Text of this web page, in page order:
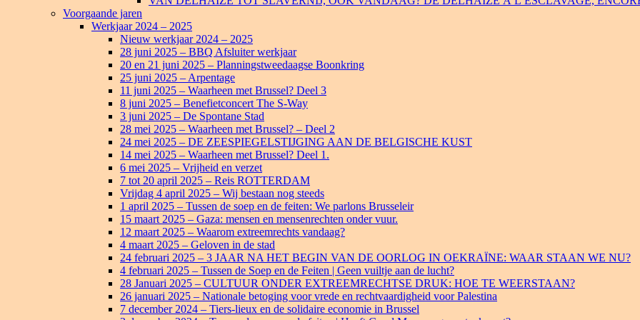
Voorgaande jaren
Werkjaar 2024 – 2025
Nieuw werkjaar 2024 – 2025
28 juni 2025 – BBQ Afsluiter werkjaar
20 en 21 juni 2025 – Planningstweedaagse Boonkring
25 juni 2025 – Arpentage
11 juni 2025 – Waarheen met Brussel? Deel 3
8 juni 2025 – Benefietconcert The S-Way
3 juni 2025 – De Spontane Stad
28 mei 2025 – Waarheen met Brussel? – Deel 2
24 mei 2025 – DE ZEESPIEGELSTIJGING AAN DE BELGISCHE KUST
14 mei 2025 – Waarheen met Brussel? Deel 1.
6 mei 2025 – Vrijheid en verzet
7 tot 20 april 2025 – Reis ROTTERDAM
Vrijdag 4 april 2025 – Wij bestaan nog steeds
1 april 2025 – Tussen de soep en de feiten: We parlons Brusseleir
15 maart 2025 – Gaza: mensen en mensenrechten onder vuur.
12 maart 2025 – Waarom extreemrechts vandaag?
4 maart 2025 – Geloven in de stad
24 februari 2025 – 3 JAAR NA HET BEGIN VAN DE OORLOG IN OEKRAÏNE: WAAR STAAN WE NU?
4 februari 2025 – Tussen de Soep en de Feiten | Geen vuiltje aan de lucht?
28 Januari 2025 – CULTUUR ONDER EXTREEMRECHTSE DRUK: HOE TE WEERSTAAN?
26 januari 2025 – Nationale betoging voor vrede en rechtvaardigheid voor Palestina
7 december 2024 – Tiers-lieux en de solidaire economie in Brussel